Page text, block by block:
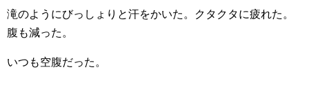
滝のようにびっしょりと汗をかいた。クタクタに疲れた。
腹も減った。
いつも空腹だった。